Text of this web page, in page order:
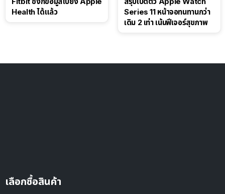
Health ได้แล้ว
Series 11 หน้าจอทนทานกว่า
เดิม 2 เท่า เน้นฟีเจอร์สุขภาพ
เลือกซื้อสินค้า